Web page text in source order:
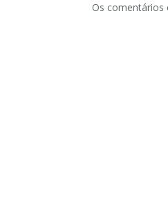
Os comentários